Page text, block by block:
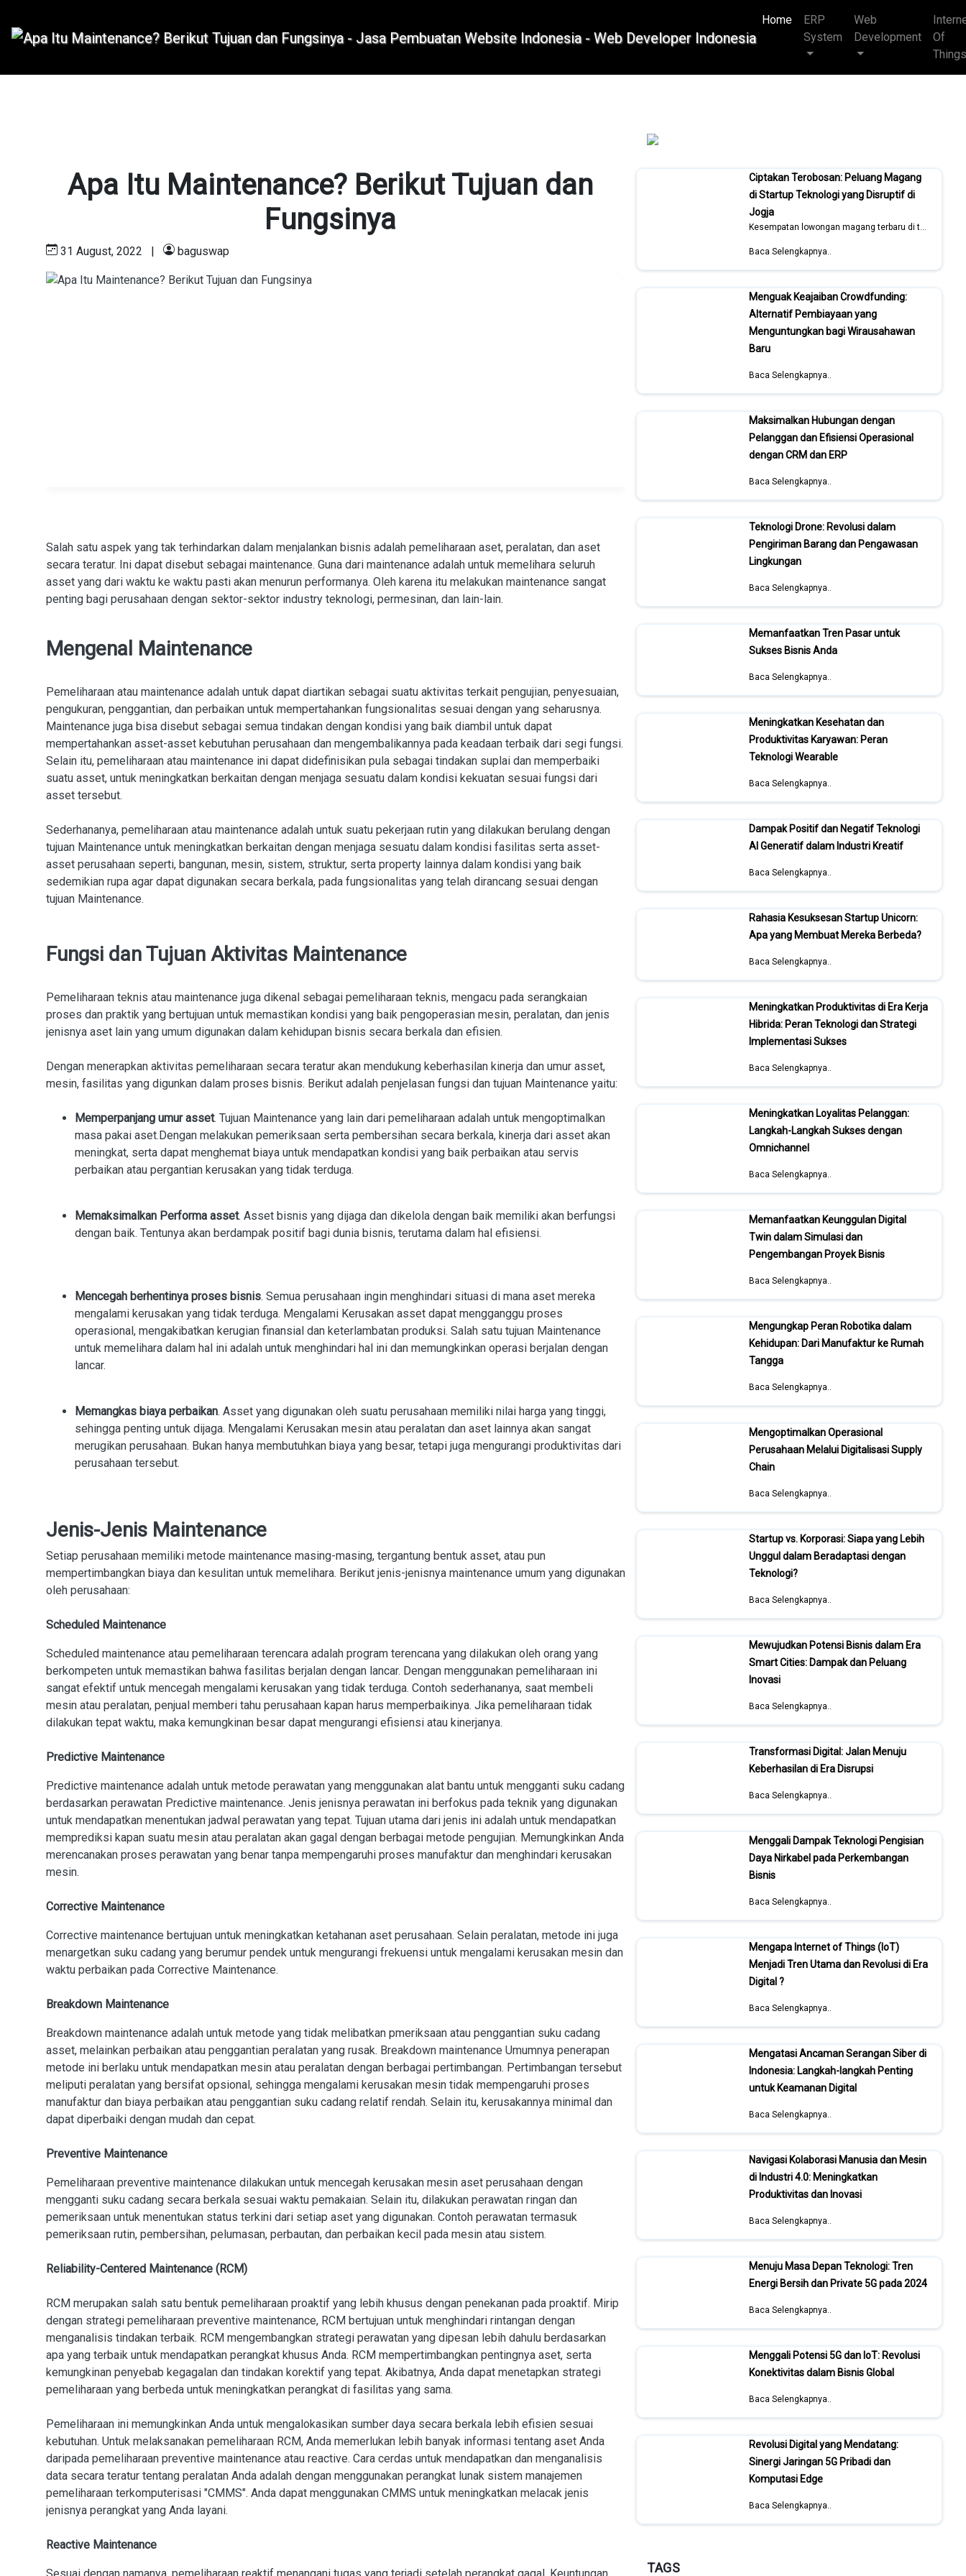
Home (current)
ERP
System
Web
Development
Of
Things
Apa Itu Maintenance? Berikut Tujuan dan
Fungsinya
31 August, 2022 | baguswap
Salah satu aspek yang tak terhindarkan dalam menjalankan bisnis adalah pemeliharaan aset, peralatan, dan aset
secara teratur. Ini dapat disebut sebagai maintenance. Guna dari maintenance adalah untuk memelihara seluruh
asset yang dari waktu ke waktu pasti akan menurun performanya. Oleh karena itu melakukan maintenance sangat
penting bagi perusahaan dengan sektor-sektor industry teknologi, permesinan, dan lain-lain.
Mengenal Maintenance
Pemeliharaan atau maintenance adalah untuk dapat diartikan sebagai suatu aktivitas terkait pengujian, penyesuaian,
pengukuran, penggantian, dan perbaikan untuk mempertahankan fungsionalitas sesuai dengan yang seharusnya.
Maintenance juga bisa disebut sebagai semua tindakan dengan kondisi yang baik diambil untuk dapat
mempertahankan asset-asset kebutuhan perusahaan dan mengembalikannya pada keadaan terbaik dari segi fungsi.
Selain itu, pemeliharaan atau maintenance ini dapat didefinisikan pula sebagai tindakan suplai dan memperbaiki
suatu asset, untuk meningkatkan berkaitan dengan menjaga sesuatu dalam kondisi kekuatan sesuai fungsi dari
asset tersebut.
Sederhananya, pemeliharaan atau maintenance adalah untuk suatu pekerjaan rutin yang dilakukan berulang dengan
tujuan Maintenance untuk meningkatkan berkaitan dengan menjaga sesuatu dalam kondisi fasilitas serta asset-
asset perusahaan seperti, bangunan, mesin, sistem, struktur, serta property lainnya dalam kondisi yang baik
sedemikian rupa agar dapat digunakan secara berkala, pada fungsionalitas yang telah dirancang sesuai dengan
tujuan Maintenance.
Fungsi dan Tujuan Aktivitas Maintenance
Pemeliharaan teknis atau maintenance juga dikenal sebagai pemeliharaan teknis, mengacu pada serangkaian
proses dan praktik yang bertujuan untuk memastikan kondisi yang baik pengoperasian mesin, peralatan, dan jenis
jenisnya aset lain yang umum digunakan dalam kehidupan bisnis secara berkala dan efisien.
Dengan menerapkan aktivitas pemeliharaan secara teratur akan mendukung keberhasilan kinerja dan umur asset,
mesin, fasilitas yang digunkan dalam proses bisnis. Berikut adalah penjelasan fungsi dan tujuan Maintenance yaitu:
Memperpanjang umur asset. Tujuan Maintenance yang lain dari pemeliharaan adalah untuk mengoptimalkan
masa pakai aset.Dengan melakukan pemeriksaan serta pembersihan secara berkala, kinerja dari asset akan
meningkat, serta dapat menghemat biaya untuk mendapatkan kondisi yang baik perbaikan atau servis
perbaikan atau pergantian kerusakan yang tidak terduga.
Memaksimalkan Performa asset. Asset bisnis yang dijaga dan dikelola dengan baik memiliki akan berfungsi
dengan baik. Tentunya akan berdampak positif bagi dunia bisnis, terutama dalam hal efisiensi.
Mencegah berhentinya proses bisnis. Semua perusahaan ingin menghindari situasi di mana aset mereka
mengalami kerusakan yang tidak terduga. Mengalami Kerusakan asset dapat mengganggu proses
operasional, mengakibatkan kerugian finansial dan keterlambatan produksi. Salah satu tujuan Maintenance
untuk memelihara dalam hal ini adalah untuk menghindari hal ini dan memungkinkan operasi berjalan dengan
lancar.
Memangkas biaya perbaikan. Asset yang digunakan oleh suatu perusahaan memiliki nilai harga yang tinggi,
sehingga penting untuk dijaga. Mengalami Kerusakan mesin atau peralatan dan aset lainnya akan sangat
merugikan perusahaan. Bukan hanya membutuhkan biaya yang besar, tetapi juga mengurangi produktivitas dari
perusahaan tersebut.
Jenis-Jenis Maintenance
Setiap perusahaan memiliki metode maintenance masing-masing, tergantung bentuk asset, atau pun
mempertimbangkan biaya dan kesulitan untuk memelihara. Berikut jenis-jenisnya maintenance umum yang digunakan
oleh perusahaan:
Scheduled Maintenance
Scheduled maintenance atau pemeliharaan terencara adalah program terencana yang dilakukan oleh orang yang
berkompeten untuk memastikan bahwa fasilitas berjalan dengan lancar. Dengan menggunakan pemeliharaan ini
sangat efektif untuk mencegah mengalami kerusakan yang tidak terduga. Contoh sederhananya, saat membeli
mesin atau peralatan, penjual memberi tahu perusahaan kapan harus memperbaikinya. Jika pemeliharaan tidak
dilakukan tepat waktu, maka kemungkinan besar dapat mengurangi efisiensi atau kinerjanya.
Predictive Maintenance
Predictive maintenance adalah untuk metode perawatan yang menggunakan alat bantu untuk mengganti suku cadang
berdasarkan perawatan Predictive maintenance. Jenis jenisnya perawatan ini berfokus pada teknik yang digunakan
untuk mendapatkan menentukan jadwal perawatan yang tepat. Tujuan utama dari jenis ini adalah untuk mendapatkan
memprediksi kapan suatu mesin atau peralatan akan gagal dengan berbagai metode pengujian. Memungkinkan Anda
merencanakan proses perawatan yang benar tanpa mempengaruhi proses manufaktur dan menghindari kerusakan
mesin.
Corrective Maintenance
Corrective maintenance bertujuan untuk meningkatkan ketahanan aset perusahaan. Selain peralatan, metode ini juga
menargetkan suku cadang yang berumur pendek untuk mengurangi frekuensi untuk mengalami kerusakan mesin dan
waktu perbaikan pada Corrective Maintenance.
Breakdown Maintenance
Breakdown maintenance adalah untuk metode yang tidak melibatkan pmeriksaan atau penggantian suku cadang
asset, melainkan perbaikan atau penggantian peralatan yang rusak. Breakdown maintenance Umumnya penerapan
metode ini berlaku untuk mendapatkan mesin atau peralatan dengan berbagai pertimbangan. Pertimbangan tersebut
meliputi peralatan yang bersifat opsional, sehingga mengalami kerusakan mesin tidak mempengaruhi proses
manufaktur dan biaya perbaikan atau penggantian suku cadang relatif rendah. Selain itu, kerusakannya minimal dan
dapat diperbaiki dengan mudah dan cepat.
Preventive Maintenance
Pemeliharaan preventive maintenance dilakukan untuk mencegah kerusakan mesin aset perusahaan dengan
mengganti suku cadang secara berkala sesuai waktu pemakaian. Selain itu, dilakukan perawatan ringan dan
pemeriksaan untuk menentukan status terkini dari setiap aset yang digunakan. Contoh perawatan termasuk
pemeriksaan rutin, pembersihan, pelumasan, perbautan, dan perbaikan kecil pada mesin atau sistem.
Reliability-Centered Maintenance (RCM)
RCM merupakan salah satu bentuk pemeliharaan proaktif yang lebih khusus dengan penekanan pada proaktif. Mirip
dengan strategi pemeliharaan preventive maintenance, RCM bertujuan untuk menghindari rintangan dengan
menganalisis tindakan terbaik. RCM mengembangkan strategi perawatan yang dipesan lebih dahulu berdasarkan
apa yang terbaik untuk mendapatkan perangkat khusus Anda. RCM mempertimbangkan pentingnya aset, serta
kemungkinan penyebab kegagalan dan tindakan korektif yang tepat. Akibatnya, Anda dapat menetapkan strategi
pemeliharaan yang berbeda untuk meningkatkan perangkat di fasilitas yang sama.
Pemeliharaan ini memungkinkan Anda untuk mengalokasikan sumber daya secara berkala lebih efisien sesuai
kebutuhan. Untuk melaksanakan pemeliharaan RCM, Anda memerlukan lebih banyak informasi tentang aset Anda
daripada pemeliharaan preventive maintenance atau reactive. Cara cerdas untuk mendapatkan dan menganalisis
data secara teratur tentang peralatan Anda adalah dengan menggunakan perangkat lunak sistem manajemen
pemeliharaan terkomputerisasi "CMMS". Anda dapat menggunakan CMMS untuk meningkatkan melacak jenis
jenisnya perangkat yang Anda layani.
Reactive Maintenance
Ciptakan Terobosan: Peluang Magang
di Startup Teknologi yang Disruptif di
Jogja
Kesempatan lowongan magang terbaru di tahun 2026
Baca Selengkapnya..
Menguak Keajaiban Crowdfunding:
Alternatif Pembiayaan yang
Menguntungkan bagi Wirausahawan
Baru
Baca Selengkapnya..
Maksimalkan Hubungan dengan
Pelanggan dan Efisiensi Operasional
dengan CRM dan ERP
Baca Selengkapnya..
Teknologi Drone: Revolusi dalam
Pengiriman Barang dan Pengawasan
Lingkungan
Baca Selengkapnya..
Memanfaatkan Tren Pasar untuk
Sukses Bisnis Anda
Baca Selengkapnya..
Meningkatkan Kesehatan dan
Produktivitas Karyawan: Peran
Teknologi Wearable
Baca Selengkapnya..
Dampak Positif dan Negatif Teknologi
AI Generatif dalam Industri Kreatif
Baca Selengkapnya..
Rahasia Kesuksesan Startup Unicorn:
Apa yang Membuat Mereka Berbeda?
Baca Selengkapnya..
Meningkatkan Produktivitas di Era Kerja
Hibrida: Peran Teknologi dan Strategi
Implementasi Sukses
Baca Selengkapnya..
Meningkatkan Loyalitas Pelanggan:
Langkah-Langkah Sukses dengan
Omnichannel
Baca Selengkapnya..
Memanfaatkan Keunggulan Digital
Twin dalam Simulasi dan
Pengembangan Proyek Bisnis
Baca Selengkapnya..
Mengungkap Peran Robotika dalam
Kehidupan: Dari Manufaktur ke Rumah
Tangga
Baca Selengkapnya..
Mengoptimalkan Operasional
Perusahaan Melalui Digitalisasi Supply
Chain
Baca Selengkapnya..
Startup vs. Korporasi: Siapa yang Lebih
Unggul dalam Beradaptasi dengan
Teknologi?
Baca Selengkapnya..
Mewujudkan Potensi Bisnis dalam Era
Smart Cities: Dampak dan Peluang
Inovasi
Baca Selengkapnya..
Transformasi Digital: Jalan Menuju
Keberhasilan di Era Disrupsi
Baca Selengkapnya..
Menggali Dampak Teknologi Pengisian
Daya Nirkabel pada Perkembangan
Bisnis
Baca Selengkapnya..
Mengapa Internet of Things (IoT)
Menjadi Tren Utama dan Revolusi di Era
Digital ?
Baca Selengkapnya..
Mengatasi Ancaman Serangan Siber di
Indonesia: Langkah-langkah Penting
untuk Keamanan Digital
Baca Selengkapnya..
Navigasi Kolaborasi Manusia dan Mesin
di Industri 4.0: Meningkatkan
Produktivitas dan Inovasi
Baca Selengkapnya..
Menuju Masa Depan Teknologi: Tren
Energi Bersih dan Private 5G pada 2024
Baca Selengkapnya..
Menggali Potensi 5G dan IoT: Revolusi
Konektivitas dalam Bisnis Global
Baca Selengkapnya..
Revolusi Digital yang Mendatang:
Sinergi Jaringan 5G Pribadi dan
Komputasi Edge
Baca Selengkapnya..
TAGS